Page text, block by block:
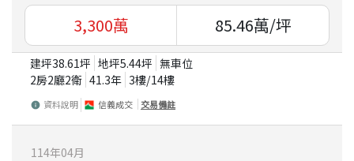
3,300萬 85.46萬/坪
建坪38.61坪 地坪5.44坪 無車位
2房2廳2衛 41.3年 3樓/14樓
資料說明 信義成交 交易備註
114年04月